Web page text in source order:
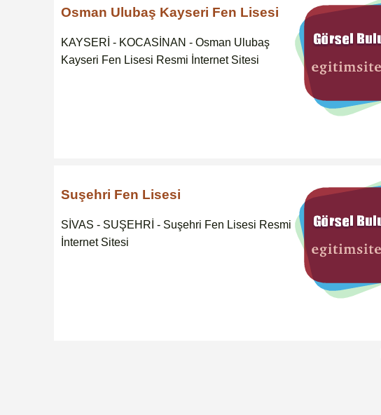
Osman Ulubaş Kayseri Fen Lisesi
KAYSERİ - KOCASİNAN - Osman Ulubaş
Kayseri Fen Lisesi Resmi İnternet Sitesi
Suşehri Fen Lisesi
SİVAS - SUŞEHRİ - Suşehri Fen Lisesi Resmi
İnternet Sitesi